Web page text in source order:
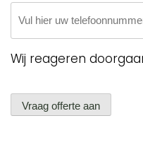
Wij reageren
Vraag offerte aan